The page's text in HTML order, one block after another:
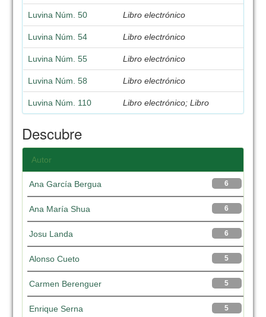
Luvina Núm. 50 Libro electrónico
Luvina Núm. 54 Libro electrónico
Luvina Núm. 55 Libro electrónico
Luvina Núm. 58 Libro electrónico
Luvina Núm. 110 Libro electrónico; Libro
Descubre
Autor
6
Ana García Bergua
6
Ana María Shua
6
Josu Landa
5
Alonso Cueto
5
Carmen Berenguer
5
Enrique Serna